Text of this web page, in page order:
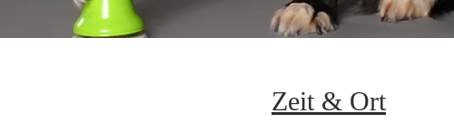
Zeit & Ort